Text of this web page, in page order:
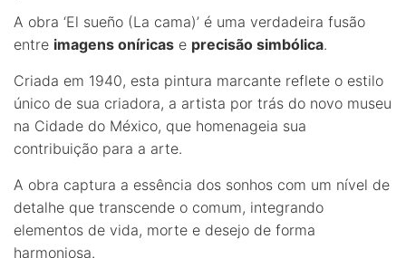
A obra ‘El sueño (La cama)’ é uma verdadeira fusão
entre imagens oníricas e precisão simbólica.
Criada em 1940, esta pintura marcante reflete o estilo
único de sua criadora, a artista por trás do novo museu
na Cidade do México, que homenageia sua
contribuição para a arte.
A obra captura a essência dos sonhos com um nível de
detalhe que transcende o comum, integrando
elementos de vida, morte e desejo de forma
harmoniosa.